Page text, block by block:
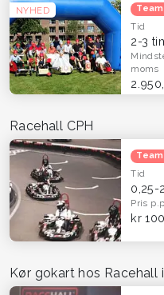
NYHED
Tid
2-3
moms
Racehall CPH
Tid
0,25-
Pris
kr
Kør gokart hos Racehall